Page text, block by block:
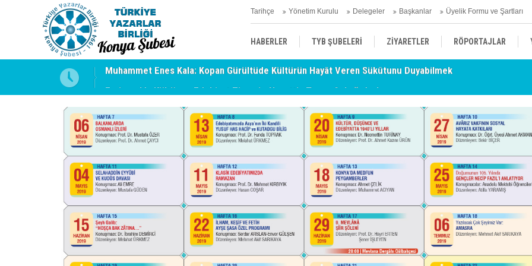
Tarihçe Yönetim Kurulu Delegeler Başkanlar Üyelik Formu ve Şartları
HABERLER TYB ŞUBELERİ ZİYARETLER RÖPORTAJLAR
ÜYELERİMİZDEN HABERLER KENDİNİ ARAYAN ŞEHİR
Erzincan’da Kültür ve Edebiyat Zirvesi - Nurettin Topçu Sokağı Açılışı